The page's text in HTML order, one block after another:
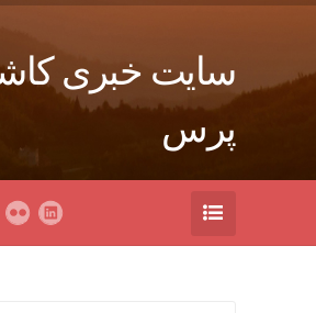
سایت خبری کاشان
پرس